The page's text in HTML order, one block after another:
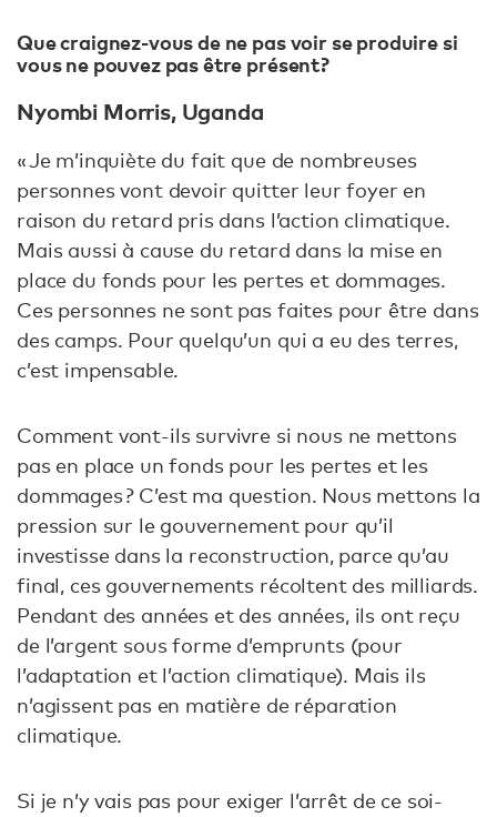
Que craignez-vous de ne pas voir se produire si
vous ne pouvez pas être présent ?
Nyombi Morris, Uganda
« Je m’inquiète du fait que de nombreuses
personnes vont devoir quitter leur foyer en
raison du retard pris dans l’action climatique.
Mais aussi à cause du retard dans la mise en
place du fonds pour les pertes et dommages.
Ces personnes ne sont pas faites pour être dans
des camps. Pour quelqu’un qui a eu des terres,
c’est impensable.
Comment vont-ils survivre si nous ne mettons
pas en place un fonds pour les pertes et les
dommages ? C’est ma question. Nous mettons la
pression sur le gouvernement pour qu’il
investisse dans la reconstruction, parce qu’au
final, ces gouvernements récoltent des milliards.
Pendant des années et des années, ils ont reçu
de l’argent sous forme d’emprunts (pour
l’adaptation et l’action climatique). Mais ils
n’agissent pas en matière de réparation
climatique.
Si je n’y vais pas pour exiger l’arrêt de ce soi-